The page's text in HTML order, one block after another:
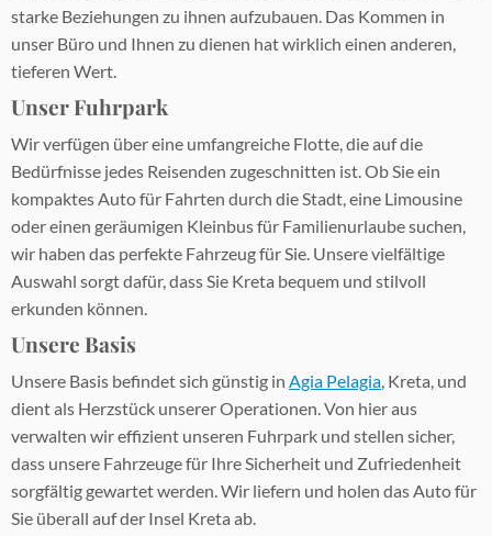
starke Beziehungen zu ihnen aufzubauen. Das Kommen in
unser Büro und Ihnen zu dienen hat wirklich einen anderen,
tieferen Wert.
Unser Fuhrpark
Wir verfügen über eine umfangreiche Flotte, die auf die
Bedürfnisse jedes Reisenden zugeschnitten ist. Ob Sie ein
kompaktes Auto für Fahrten durch die Stadt, eine Limousine
oder einen geräumigen Kleinbus für Familienurlaube suchen,
wir haben das perfekte Fahrzeug für Sie. Unsere vielfältige
Auswahl sorgt dafür, dass Sie Kreta bequem und stilvoll
erkunden können.
Unsere Basis
Unsere Basis befindet sich günstig in Agia Pelagia, Kreta, und
dient als Herzstück unserer Operationen. Von hier aus
verwalten wir effizient unseren Fuhrpark und stellen sicher,
dass unsere Fahrzeuge für Ihre Sicherheit und Zufriedenheit
sorgfältig gewartet werden. Wir liefern und holen das Auto für
Sie überall auf der Insel Kreta ab.